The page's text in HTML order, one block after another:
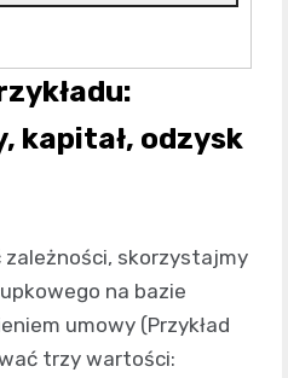
kapitał, odzysk
zależności, skorzystajmy
na bazie
umowy (Przykład
trzy wartości: